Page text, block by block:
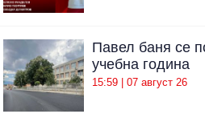
Павел баня се
учебна година
15:59 | 07 август 26